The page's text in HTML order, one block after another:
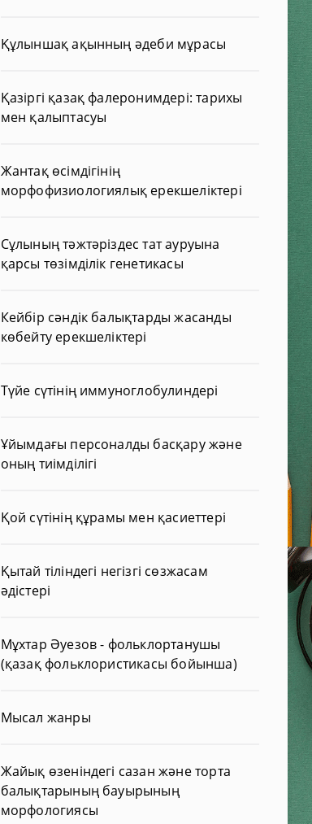
Құлыншақ ақынның әдеби мұрасы
Қазіргі қазақ фалеронимдері: тарихы
мен қалыптасуы
Жантақ өсімдігінің
морфофизиологиялық ерекшеліктері
Сұлының тәжтәріздес тат ауруына
қарсы төзімділік генетикасы
Кейбір сәндік балықтарды жасанды
көбейту ерекшеліктері
Түйе сүтінің иммуноглобулиндері
Ұйымдағы персоналды басқару және
оның тиімділігі
Қой сүтінің құрамы мен қасиеттері
Қытай тіліндегі негізгі сөзжасам
әдістері
Мұхтар Әуезов - фольклортанушы
(қазақ фольклористикасы бойынша)
Мысал жанры
Жайық өзеніндегі сазан және торта
балықтарының бауырының
морфологиясы